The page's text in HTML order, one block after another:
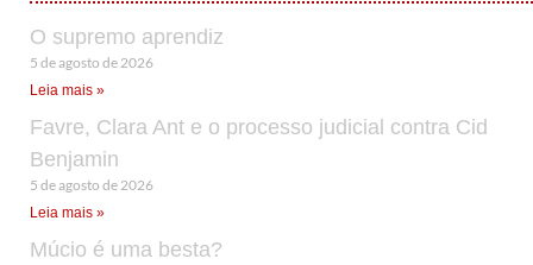
O supremo aprendiz
5 de agosto de 2026
Leia mais »
Favre, Clara Ant e o processo judicial contra Cid
Benjamin
5 de agosto de 2026
Leia mais »
Múcio é uma besta?